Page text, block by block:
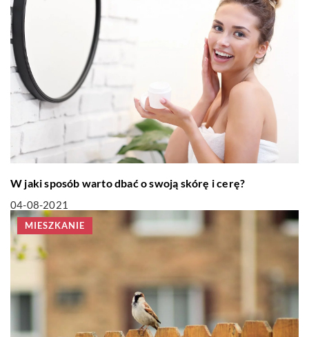
W jaki sposób warto dbać o swoją skórę i cerę?
04-08-2021
MIESZKANIE